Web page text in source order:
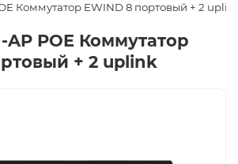
Коммутатор EWIND 8 портовый + 2
AP POE Коммутатор
+ 2 uplink